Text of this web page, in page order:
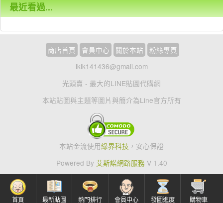
最近看過...
商店首頁 會員中心 關於本站
粉絲專頁
lklk141436@gmail.com
光頭賣 - 最大的LINE貼圖代購網
本站貼圖與主題等圖片與簡介為Line官方所有
本站金流使用綠界科技 ，安心保證
Powered By 艾斯諾網路服務 V 1.40
首頁 最新貼圖 熱門排行 會員中心 發圖進度 購物車